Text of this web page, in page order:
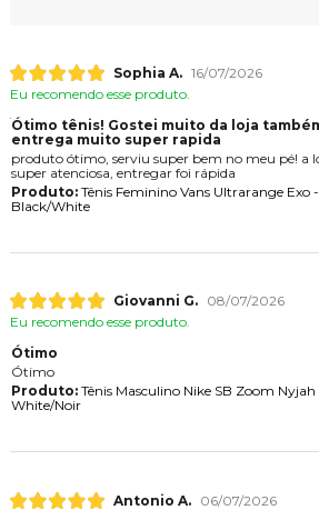
Sophia A. 16/07/2026
Eu recomendo esse produto.
Ótimo tênis! Gostei muito da loja
entrega muito super rapida
produto ótimo, serviu super bem no meu pé! a
super atenciosa, entregar foi rápida
Produto:Tênis Feminino Vans Ultrarange Exo -
Black/White
Giovanni G.
08/07/2026
Eu recomendo esse produto.
Ótimo
Ótimo
Produto:Tênis Masculino Nike SB Zoom Nyjah
White/Noir
Antonio A.
06/07/2026